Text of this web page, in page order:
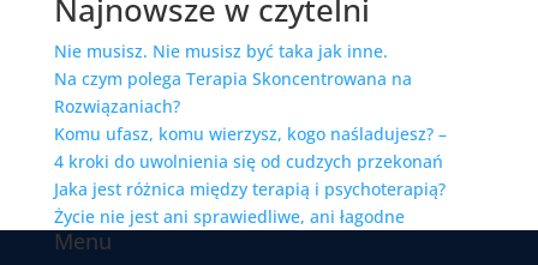
Najnowsze w czytelni
Nie musisz. Nie musisz być taka jak inne.
Na czym polega Terapia Skoncentrowana na
Rozwiązaniach?
Komu ufasz, komu wierzysz, kogo naśladujesz? –
4 kroki do uwolnienia się od cudzych przekonań
Jaka jest różnica między terapią i psychoterapią?
Życie nie jest ani sprawiedliwe, ani łagodne
Menu